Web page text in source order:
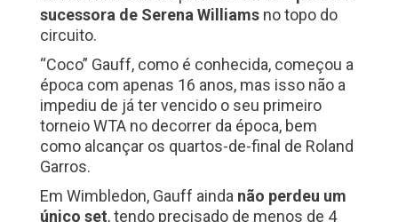
sucessora de Serena Williamsno topo do
circuito.
“Coco” Gauff, como é conhecida, começou a
época com apenas 16 anos, mas isso não a
impediu de já ter vencido o seu primeiro
torneio WTA no decorrer da época, bem
como alcançar os quartos-de-final de Roland
Garros.
Em Wimbledon, Gauff ainda não perdeu um
único set, tendo precisado de menos de 4